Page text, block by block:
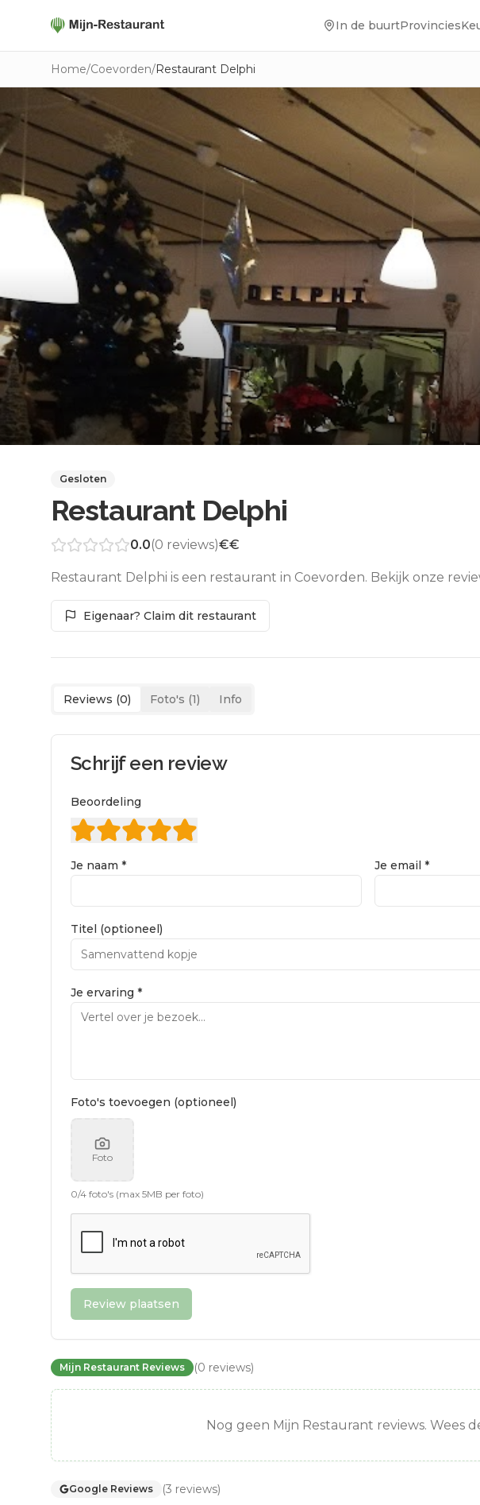
In de buurtProvincies
Home/Coevorden/Restaurant Delphi
Gesloten
Restaurant Delphi
0.0(0 reviews)€€
Restaurant Delphi is een restaurant in Coevorden. Bekijk onze
Eigenaar? Claim dit restaurant
Reviews (0) Foto's (1) Info
Schrijf een review
Beoordeling
Je naam * Je email *
Titel (optioneel)
Je ervaring *
Foto's toevoegen (optioneel)
Foto
0/4 foto's (max 5MB per foto)
Review plaatsen
Mijn Restaurant Reviews (0 reviews)
Nog geen Mijn Restaurant reviews. Wees
Google Reviews (3 reviews)